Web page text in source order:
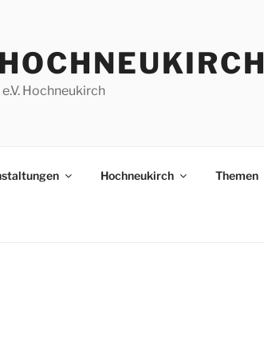
Hochneukirch
Hochneukirch Themen